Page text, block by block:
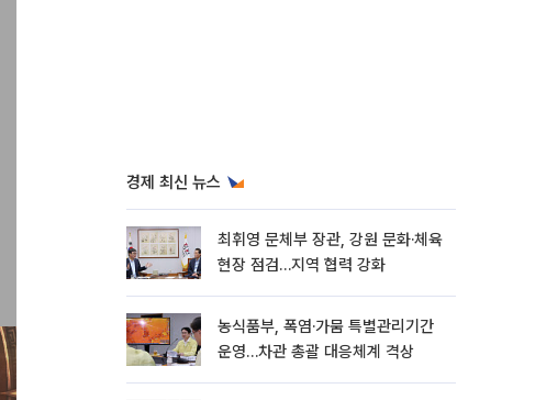
경제 최신 뉴스
최휘영 문체부 장관, 강원 문화·체육
현장 점검…지역 협력 강화
농식품부, 폭염·가뭄 특별관리기간
운영…차관 총괄 대응체계 격상